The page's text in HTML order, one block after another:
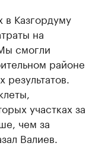
Казгордуму
на
смогли
районе
участках за
чем за
Валиев.